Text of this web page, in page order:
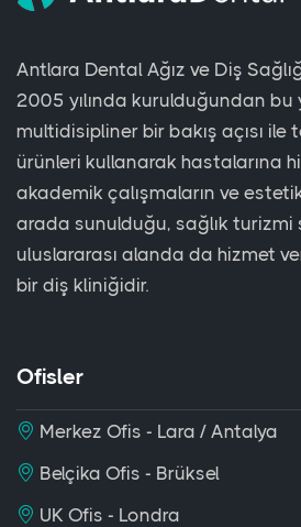
Antlara Dental Ağız ve Diş
2005 yılında kurulduğundan bu
multidisipliner bir bakış açısı ile
ürünleri kullanarak hastalarına
akademik çalışmaların ve estetik
arada sunulduğu, sağlık turizmi
uluslararası alanda da hizmet
bir diş kliniğidir.
Ofisler
Merkez Ofis - Lara / Antalya
Belçika Ofis - Brüksel
UK Ofis - Londra